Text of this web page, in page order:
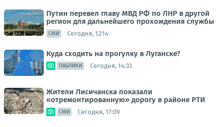
Путин перевел главу МВД РФ по ЛНР в другой
регион для дальнейшего прохождения службы
СМИ Сегодня, 12:14
Куда сходить на прогулку в Луганске?
ПАБЛИКИ Сегодня, 14:33
Жители Лисичанска показали
«отремонтированную» дорогу в районе РТИ
СМИ Сегодня, 17:09